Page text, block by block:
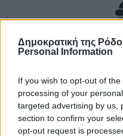
Δημοκρατική της
Personal Information
If you wish to opt-out of
processing of your
targeted advertising by us,
section to confirm your
opt-out request is